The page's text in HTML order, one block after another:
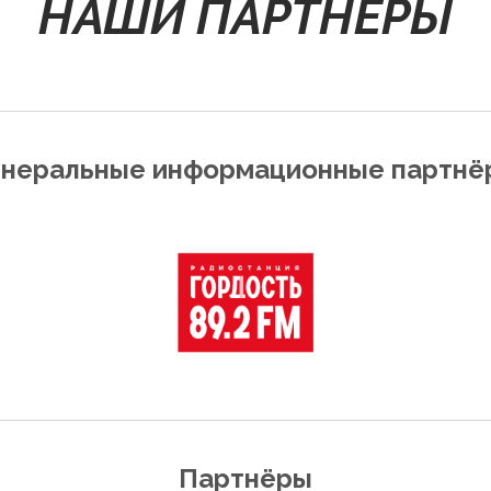
НАШИ ПАРТНЁРЫ
информационные
Партнёры